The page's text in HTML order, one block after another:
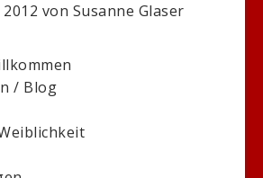
von Susanne Glaser
/ Blog